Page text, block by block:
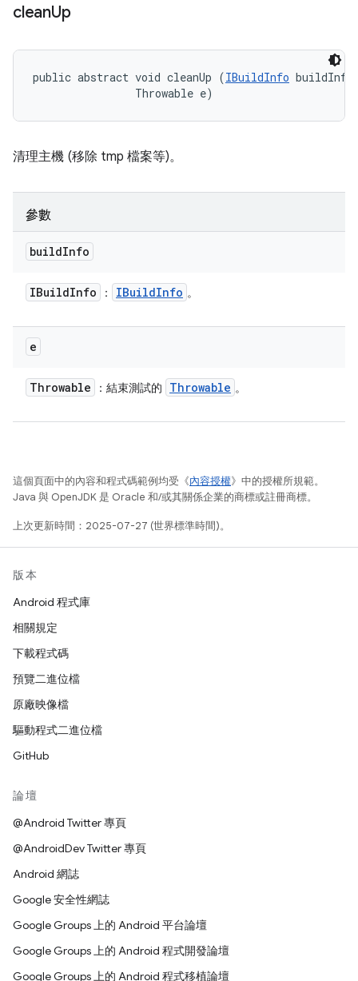
cleanUp
public abstract void cleanUp (IBuildInfo
                Throwable e)
清理主機 (移除 tmp 檔案等)。
參數
buildInfo
IBuildInfo ： IBuildInfo 。
e
Throwable ：結束測試的 Throwable 。
這個頁面中的內容和程式碼範例均受《內容授權》中的授權所規範。
Java 與 OpenJDK 是 Oracle 和/或其關係企業的商標或註冊商標。
上次更新時間：2025-07-27 (世界標準時間)。
版本
Android 程式庫
相關規定
下載程式碼
預覽二進位檔
原廠映像檔
驅動程式二進位檔
GitHub
論壇
@Android Twitter 專頁
@AndroidDev Twitter 專頁
Android 網誌
Google 安全性網誌
Google Groups 上的 Android 平台論壇
Google Groups 上的 Android 程式開發論壇
Google Groups 上的 Android 程式移植論壇